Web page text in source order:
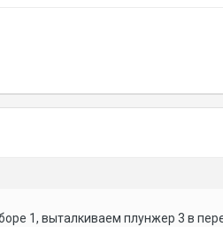
1, выталкиваем плунжер 3 в